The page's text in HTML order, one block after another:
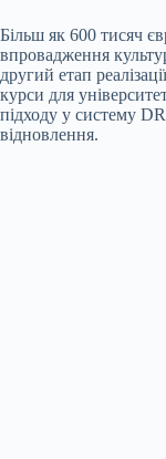
Більш як 600 тисяч
впровадження
другий етап
курси для
підходу у систему
відновлення.